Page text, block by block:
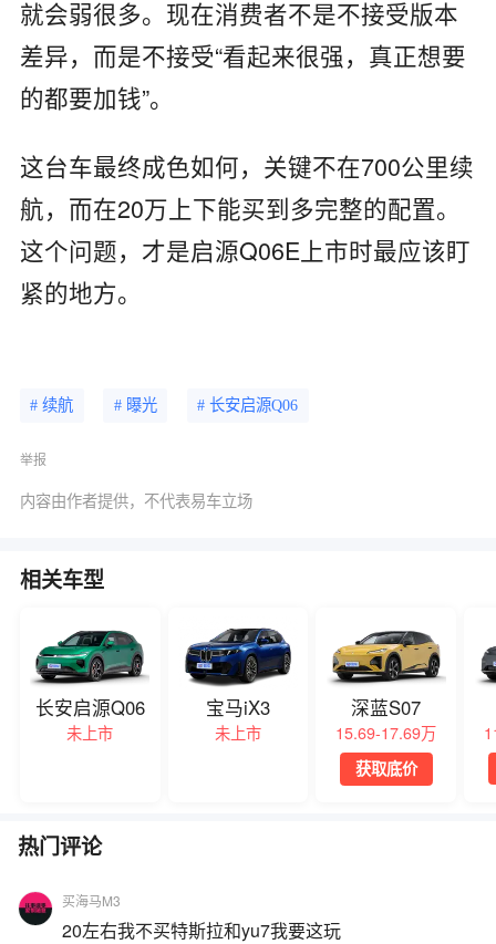
就会弱很多。现在消费者不是不接受版本
差异，而是不接受“看起来很强，真正想要
的都要加钱”。
这台车最终成色如何，关键不在700公里续
航，而在20万上下能买到多完整的配置。
这个问题，才是启源Q06E上市时最应该盯
紧的地方。
# 续航 # 曝光 # 长安启源Q06
举报
内容由作者提供，不代表易车立场
相关车型
长安启源Q06
未上市
宝马iX3
未上市
深蓝S07
15.69-17.69万
获取底价
热门评论
买海马M3
20左右我不买特斯拉和yu7我要这玩